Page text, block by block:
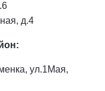
д.4
ул.1Мая,